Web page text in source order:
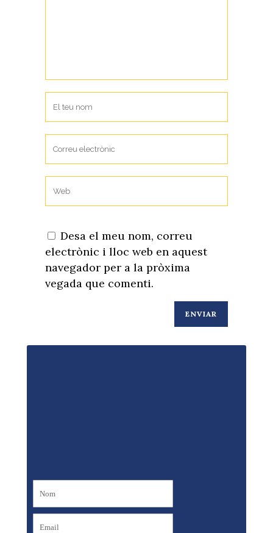
Desa el meu nom, correu
electrònic i lloc web en aquest
navegador per a la pròxima
vegada que comenti.